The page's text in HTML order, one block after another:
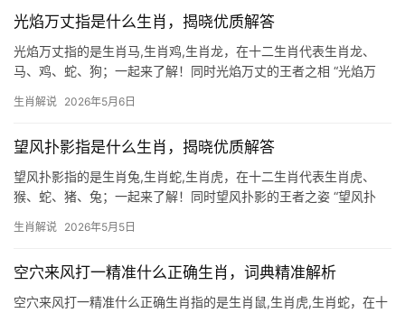
光焰万丈指是什么生肖，揭晓优质解答
光焰万丈指的是生肖马,生肖鸡,生肖龙，在十二生肖代表生肖龙、
马、鸡、蛇、狗；一起来了解！同时光焰万丈的王者之相 “光焰万
中，唯有生肖龙最能契合这一意象，龙，自古为中华图腾，象征着
生肖解说 2026年5月6日
望风扑影指是什么生肖，揭晓优质解答
望风扑影指的是生肖兔,生肖蛇,生肖虎，在十二生肖代表生肖虎、
猴、蛇、猪、兔；一起来了解！同时望风扑影的王者之姿 “望风扑
备洞察先机的能力，尤其在下半年，属虎人将迎来事业上的关键转
生肖解说 2026年5月5日
空穴来风打一精准什么正确生肖，词典精准解析
空穴来风打一精准什么正确生肖指的是生肖鼠,生肖虎,生肖蛇，在十